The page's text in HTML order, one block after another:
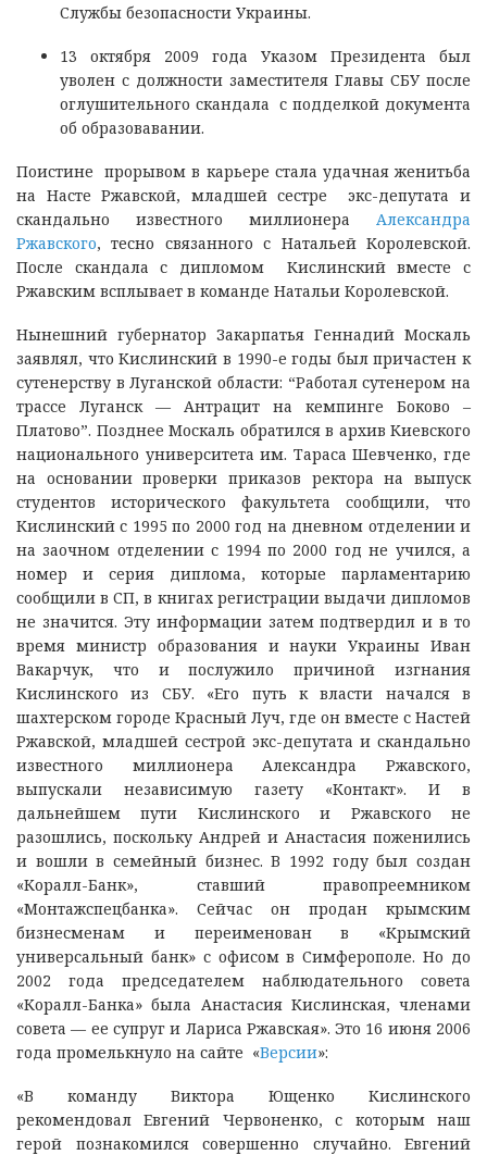
Службы безопасности Украины.
13 октября 2009 года Указом Президента был
уволен с должности заместителя Главы СБУ после
оглушительного скандала с подделкой документа
об образовавании.
Поистине прорывом в карьере стала удачная женитьба
на Насте Ржавской, младшей сестре экс-депутата и
скандально известного миллионера Александра
Ржавского, тесно связанного с Натальей Королевской.
После скандала с дипломом Кислинский вместе с
Ржавским всплывает в команде Натальи Королевской.
Нынешний губернатор Закарпатья Геннадий Москаль
заявлял, что Кислинский в 1990-е годы был причастен к
сутенерству в Луганской области: “Работал сутенером на
трассе Луганск — Антрацит на кемпинге Боково –
Платово”. Позднее Москаль обратился в архив Киевского
национального университета им. Тараса Шевченко, где
на основании проверки приказов ректора на выпуск
студентов исторического факультета сообщили, что
Кислинский с 1995 по 2000 год на дневном отделении и
на заочном отделении с 1994 по 2000 год не учился, а
номер и серия диплома, которые парламентарию
сообщили в СП, в книгах регистрации выдачи дипломов
не значится. Эту информации затем подтвердил и в то
время министр образования и науки Украины Иван
Вакарчук, что и послужило причиной изгнания
Кислинского из СБУ. «Его путь к власти начался в
шахтерском городе Красный Луч, где он вместе с Настей
Ржавской, младшей сестрой экс-депутата и скандально
известного миллионера Александра Ржавского,
выпускали независимую газету «Контакт». И в
дальнейшем пути Кислинского и Ржавского не
разошлись, поскольку Андрей и Анастасия поженились
и вошли в семейный бизнес. В 1992 году был создан
«Коралл-Банк», ставший правопреемником
«Монтажспецбанка». Сейчас он продан крымским
бизнесменам и переименован в «Крымский
универсальный банк» с офисом в Симферополе. Но до
2002 года председателем наблюдательного совета
«Коралл-Банка» была Анастасия Кислинская, членами
совета — ее супруг и Лариса Ржавская». Это 16 июня 2006
года промелькнуло на сайте «Версии»:
«В команду Виктора Ющенко Кислинского
рекомендовал Евгений Червоненко, с которым наш
герой познакомился совершенно случайно. Евгений